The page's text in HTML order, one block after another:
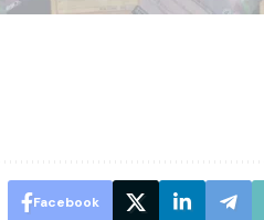
Facebook